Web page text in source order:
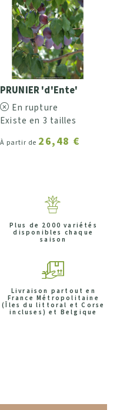
PRUNIER 'd'Ente'
En rupture
Existe en 3 tailles
À partir de 26,48 €
Plus de 2000 variétés
disponibles chaque
saison
Livraison partout en
France Métropolitaine
(Îles du littoral et Corse
incluses) et Belgique